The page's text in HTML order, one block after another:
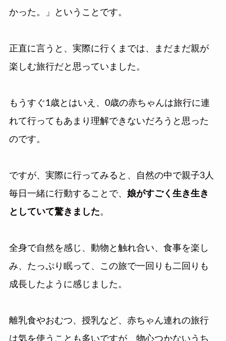
かった。」ということです。
正直に言うと、実際に行くまでは、まだまだ親が
楽しむ旅行だと思っていました。
もうすぐ1歳とはいえ、0歳の赤ちゃんは旅行に連
れて行ってもあまり理解できないだろうと思った
のです。
ですが、実際に行ってみると、自然の中で親子3人
毎日一緒に行動することで、 娘がすごく生き生き
としていて驚きました。
全身で自然を感じ、動物と触れ合い、食事を楽し
み、たっぷり眠って、この旅で一回りも二回りも
成長したように感じました。
離乳食やおむつ、授乳など、赤ちゃん連れの旅行